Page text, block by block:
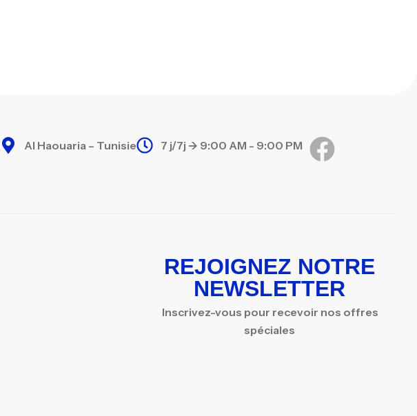
Al Haouaria – Tunisie 7 j/7j -> 9:00 AM - 9:00 PM
REJOIGNEZ NOTRE
NEWSLETTER
Inscrivez-vous pour recevoir nos offres
spéciales